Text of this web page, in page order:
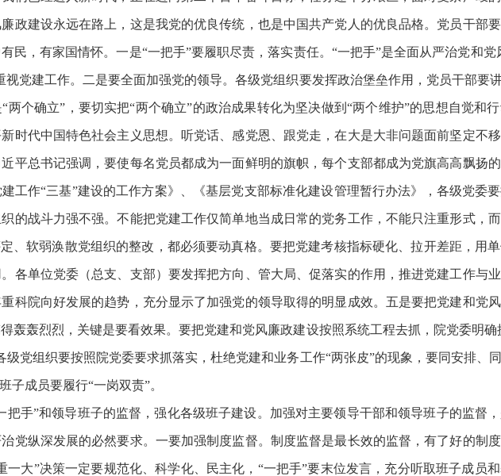
政建设永远在路上，这是我党的优良传统，也是中国共产党人的优良品格。党员干部
民，有家国情怀。一是“一把手”要履职尽责，落实责任。“一把手”是全面从严治党和
视党建工作。二是要全面加强党的领导。各级党组织要发挥政治堡垒作用，党员干部要
两个确立”，要切实把“两个确立”的政治成果转化为坚决做到“两个维护”的思想自觉和
时代中国特色社会主义思想。听党话、感党恩、跟党走，在大是大非问题面前坚定不
平总书记强调，要使每名党员都成为一面鲜明的旗帜，每个支部都成为党旗高高飘扬
工作“三基”建设的工作方案》、《基层党支部标准化建设管理暂行办法》，各级党委
的战斗力强不强。不能把党建工作仅简单地当成日常的党务工作，不能只注重形式，
、软弱涣散党组织的整改，都必须要动真格。要把党建考核指标硬化、拉开差距，用
各单位党委（总支、支部）要发挥把方向、管大局、促落实的作用，推进党建工作与
科院向好发展的趋势，充分显示了加强党的领导取得的明显成效。五是要把党建和党
轰轰烈烈，关键是要看效果。要把党建和党风廉政建设按照系统工程去抓，院党委明
级党组织要按照院党委要求抓落实，杜绝党建和业务工作“两张皮”的现象，要同安排、
子成员要履行“一岗双责”。
把手”和领导班子的监督，强化各级班子建设。加强对主要领导干部和领导班子的监督
党纵深发展的必然要求。一要加强制度监督。制度监督是最长效的监督，有了好的制
一大”决策一定要规范化、科学化、民主化，“一把手”要末位发言，充分听取班子成员